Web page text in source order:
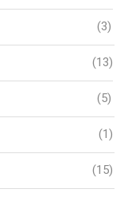
(3)
(13)
(5)
(1)
(15)